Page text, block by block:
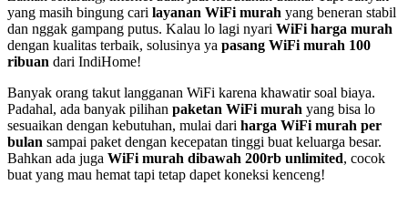
yang masih bingung cari layanan WiFi murah yang beneran stabil
dan nggak gampang putus. Kalau lo lagi nyari WiFi harga murah
dengan kualitas terbaik, solusinya ya pasang WiFi murah 100
ribuan dari IndiHome!
Banyak orang takut langganan WiFi karena khawatir soal biaya.
Padahal, ada banyak pilihan paketan WiFi murah yang bisa lo
sesuaikan dengan kebutuhan, mulai dari harga WiFi murah per
bulan sampai paket dengan kecepatan tinggi buat keluarga besar.
Bahkan ada juga WiFi murah dibawah 200rb unlimited, cocok
buat yang mau hemat tapi tetap dapet koneksi kenceng!